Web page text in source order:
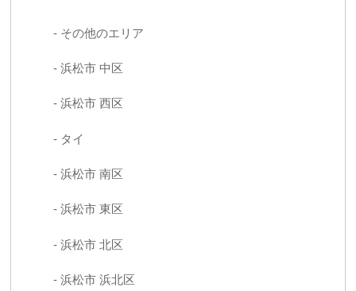
その他のエリア
浜松市 中区
浜松市 西区
タイ
浜松市 南区
浜松市 東区
浜松市 北区
浜松市 浜北区